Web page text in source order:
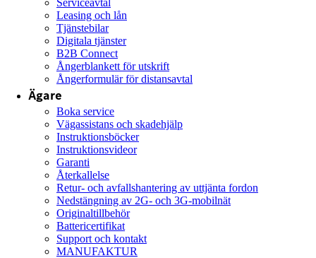
Leasing och lån
Tjänstebilar
Digitala tjänster
B2B Connect
Ångerblankett för utskrift
Ångerformulär för distansavtal
Ägare
Boka service
Vägassistans och skadehjälp
Instruktionsböcker
Instruktionsvideor
Garanti
Återkallelse
Retur- och avfallshantering av uttjänta fordon
Nedstängning av 2G- och 3G-mobilnät
Originaltillbehör
Battericertifikat
Support och kontakt
MANUFAKTUR